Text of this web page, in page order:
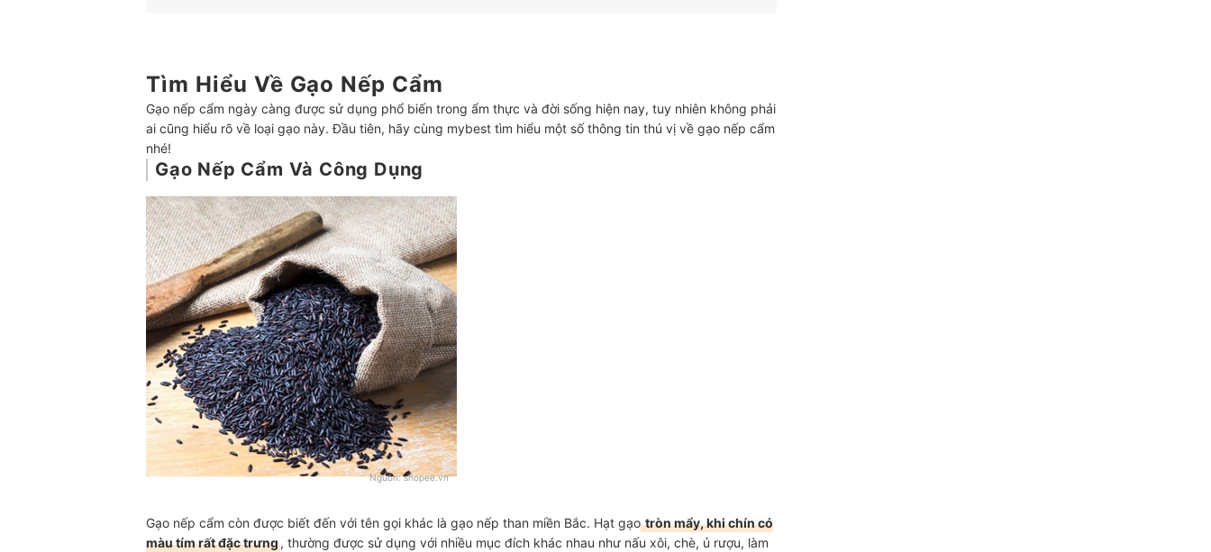
Tham Khảo Các Loại Gạo Khác
Tìm Hiểu Về Gạo Nếp Cẩm
Gạo nếp cẩm ngày càng được sử dụng phổ biến trong ẩm thực và đời sống hiện nay, tuy nhiên không phải
ai cũng hiểu rõ về loại gạo này. Đầu tiên, hãy cùng mybest tìm hiểu một số thông tin thú vị về gạo nếp cẩm
nhé!
Gạo Nếp Cẩm Và Công Dụng
Nguồn:shopee.vn
Gạo nếp cẩm còn được biết đến với tên gọi khác là gạo nếp than miền Bắc. Hạt gạotròn mẩy, khi chín có
màu tím rất đặc trưng, thường được sử dụng với nhiều mục đích khác nhau như nấu xôi, chè, ủ rượu, làm